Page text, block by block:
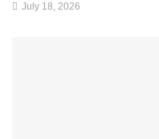
July 18, 2026